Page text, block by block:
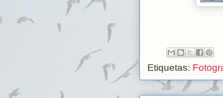
Etiquetas: